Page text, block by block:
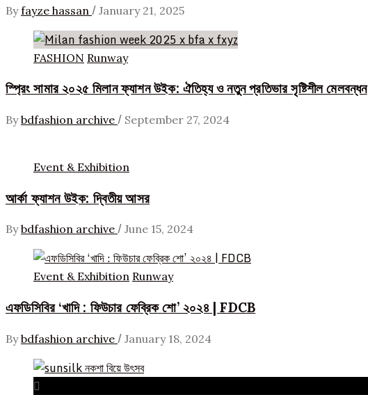
By fayze hassan / January 21, 2025
FASHION Runway
স্প্রিং সামার ২০২৫ মিলান ফ্যাশন উইক: ঐতিহ্য ও নতুন প্রতিভার সৃষ্টিশীল মেলবন্ধন
By bdfashion archive / September 27, 2024
Event & Exhibition
আর্কা ফ্যাশন উইক: দ্বিতীয় আসর
By bdfashion archive / June 15, 2024
Event & Exhibition Runway
এফডিসিবির ‘খাদি : ফিউচার ফেব্রিক শো’ ২০২৪ | FDCB
By bdfashion archive / January 18, 2024